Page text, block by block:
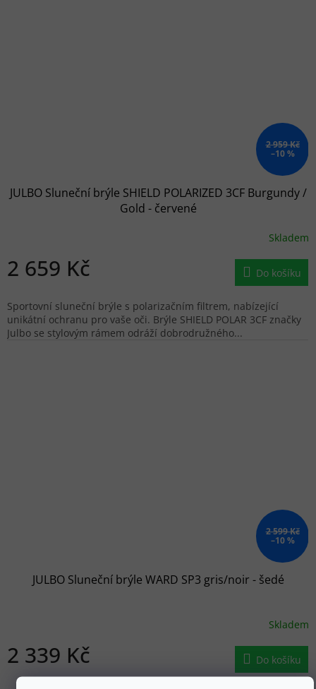
2 959 Kč
–10 %
JULBO Sluneční brýle SHIELD POLARIZED 3CF Burgundy /
Gold - červené
Skladem
2 659 Kč Do košíku
Sportovní sluneční brýle s polarizačním filtrem, nabízející
unikátní ochranu pro vaše oči. Brýle SHIELD POLAR 3CF značky
Julbo se stylovým rámem odráží dobrodružného...
2 599 Kč
–10 %
JULBO Sluneční brýle WARD SP3 gris/noir - šedé
Skladem
2 339 Kč Do košíku